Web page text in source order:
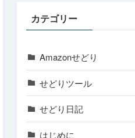
カテゴリー
Amazonせどり
せどりツール
せどり日記
はじめに